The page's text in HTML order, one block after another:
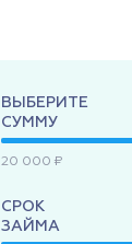
ВЫБЕРИТЕ
СУММУ
20 000 ₽
СРОК
ЗАЙМА